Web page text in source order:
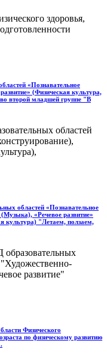
здоровья,
«Познавательное
(Физическая культура,
второй младшей группе "В
областей
областей «Познавательное
(Музыка), «Речевое развитие»
культура) "Летаем, ползаем,
образовательных
"Художественно-
развитие"
Физического
по физическому развитию